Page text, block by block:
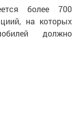
более 700
на которых
должно